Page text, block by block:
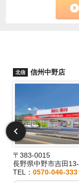
北信 信州中野店
〒383-0015
長野県中野市吉田
TEL： 0570-046-333